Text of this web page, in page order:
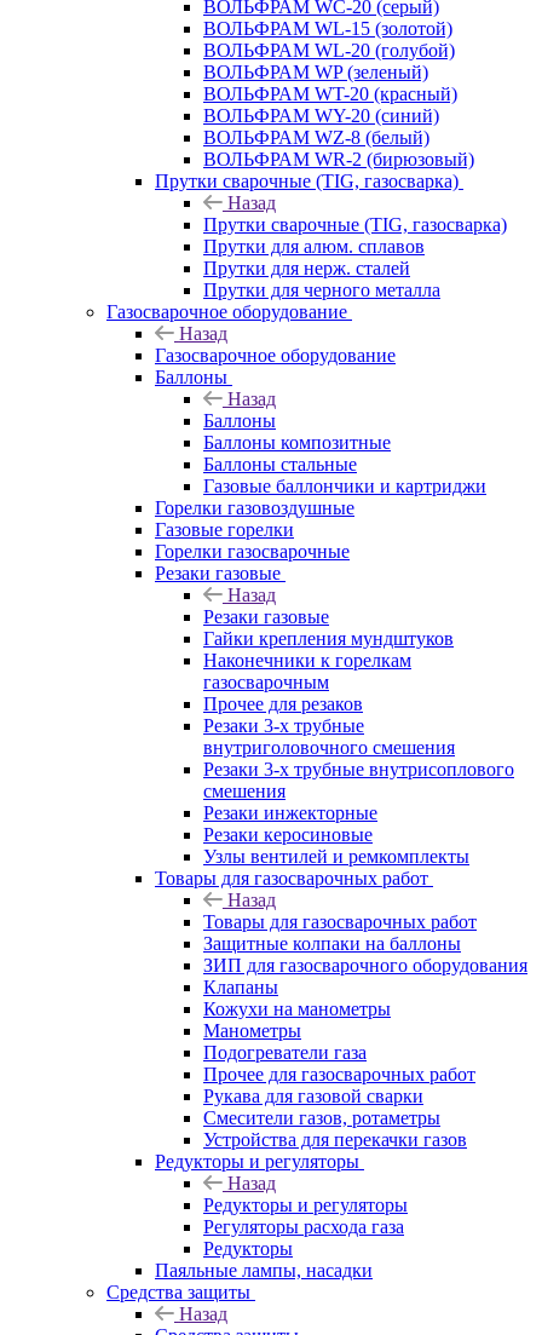
ВОЛЬФРАМ WC-20 (серый)
ВОЛЬФРАМ WL-15 (золотой)
ВОЛЬФРАМ WL-20 (голубой)
ВОЛЬФРАМ WP (зеленый)
ВОЛЬФРАМ WT-20 (красный)
ВОЛЬФРАМ WY-20 (синий)
ВОЛЬФРАМ WZ-8 (белый)
ВОЛЬФРАМ WR-2 (бирюзовый)
Прутки сварочные (TIG, газосварка)
Назад
Прутки сварочные (TIG, газосварка)
Прутки для алюм. сплавов
Прутки для нерж. сталей
Прутки для черного металла
Газосварочное оборудование
Назад
Газосварочное оборудование
Баллоны
Назад
Баллоны
Баллоны композитные
Баллоны стальные
Газовые баллончики и картриджи
Горелки газовоздушные
Газовые горелки
Горелки газосварочные
Резаки газовые
Назад
Резаки газовые
Гайки крепления мундштуков
Наконечники к горелкам
газосварочным
Прочее для резаков
Резаки 3-х трубные
внутриголовочного смешения
Резаки 3-х трубные внутрисоплового
смешения
Резаки инжекторные
Резаки керосиновые
Узлы вентилей и ремкомплекты
Товары для газосварочных работ
Назад
Товары для газосварочных работ
Защитные колпаки на баллоны
ЗИП для газосварочного оборудования
Клапаны
Кожухи на манометры
Манометры
Подогреватели газа
Прочее для газосварочных работ
Рукава для газовой сварки
Смесители газов, ротаметры
Устройства для перекачки газов
Редукторы и регуляторы
Назад
Редукторы и регуляторы
Регуляторы расхода газа
Редукторы
Паяльные лампы, насадки
Средства защиты
Назад